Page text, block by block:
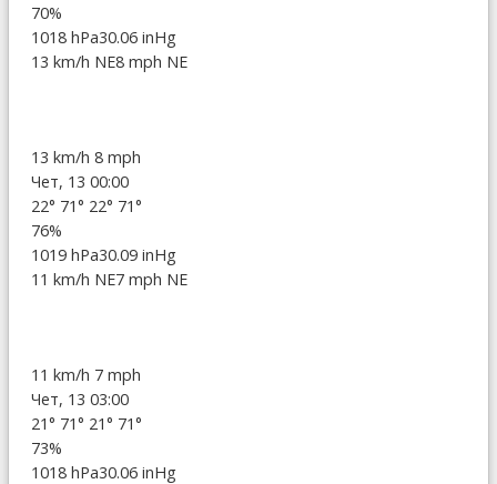
70%
1018 hPa30.06 inHg
13 km/h NE8 mph NE
13 km/h 8 mph
Чет, 13 00:00
22° 71° 22° 71°
76%
1019 hPa30.09 inHg
11 km/h NE7 mph NE
11 km/h 7 mph
Чет, 13 03:00
21° 71° 21° 71°
73%
1018 hPa30.06 inHg